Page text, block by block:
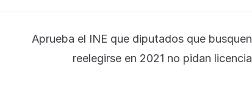
Aprueba el INE que diputados que busquen
reelegirse en 2021 no pidan licencia